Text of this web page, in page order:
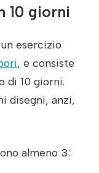
10 giorni
esercizio
, e consiste
di 10 giorni.
disegni, anzi,
almeno 3: